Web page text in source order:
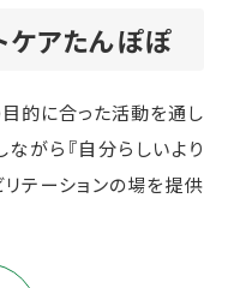
ケアたんぽぽ
的に合った活動を通し
がら『自分らしいより
テーションの場を提供